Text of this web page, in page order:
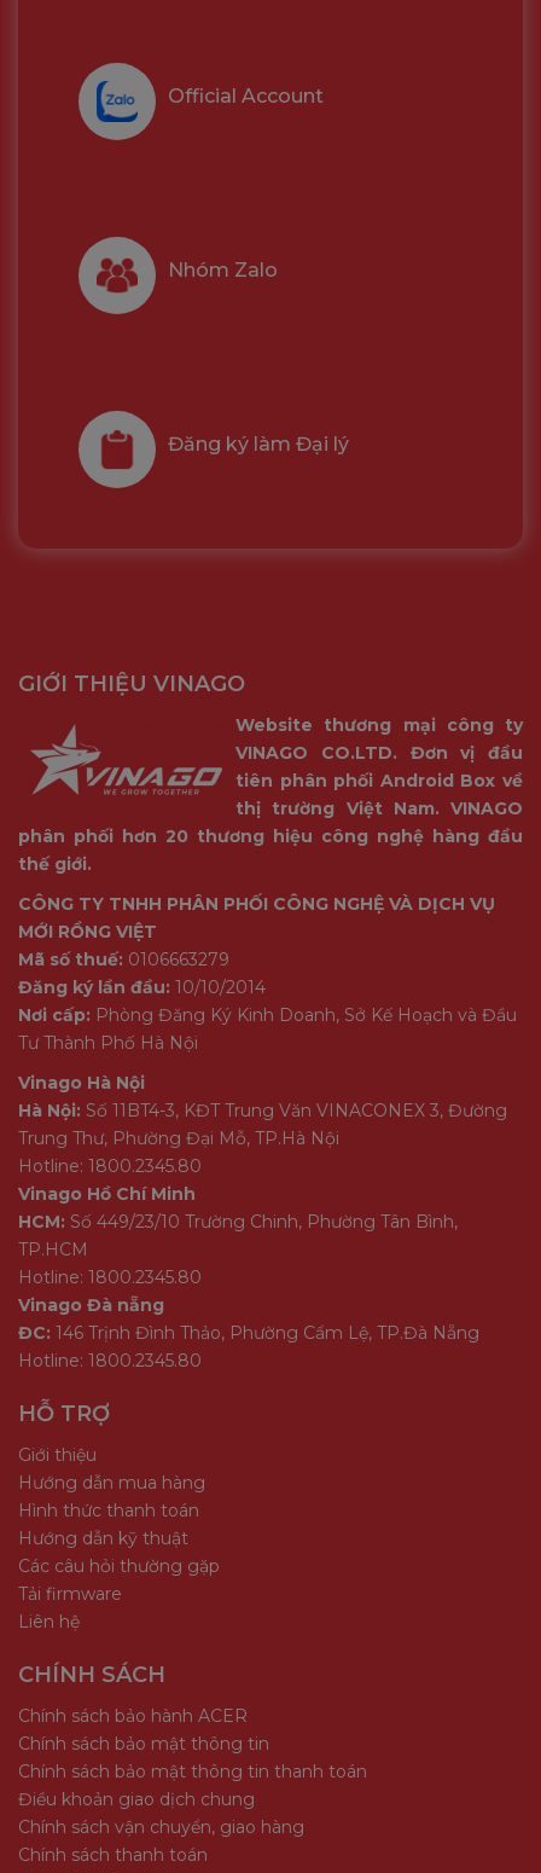
Official Account
Nhóm Zalo
Đăng ký làm Đại lý
GIỚI THIỆU VINAGO
Website thương mại công ty
VINAGO CO.LTD. Đơn vị đầu
tiên phân phối Android Box về
thị trường Việt Nam. VINAGO
phân phối hơn 20 thương hiệu công nghệ hàng đầu
thế giới.
CÔNG TY TNHH PHÂN PHỐI CÔNG NGHỆ VÀ DỊCH VỤ
MỚI RỒNG VIỆT
Mã số thuế: 0106663279
Đăng ký lần đầu: 10/10/2014
Nơi cấp: Phòng Đăng Ký Kinh Doanh, Sở Kế Hoạch và Đầu
Tư Thành Phố Hà Nội
Vinago Hà Nội
Hà Nội: Số 11BT4-3, KĐT Trung Văn VINACONEX 3, Đường
Trung Thư, Phường Đại Mỗ, TP.Hà Nội
Hotline: 1800.2345.80
Vinago Hồ Chí Minh
HCM: Số 449/23/10 Trường Chinh, Phường Tân Bình,
TP.HCM
Hotline: 1800.2345.80
Vinago Đà nẵng
ĐC: 146 Trịnh Đình Thảo, Phường Cẩm Lệ, TP.Đà Nẵng
Hotline: 1800.2345.80
HỖ TRỢ
Giới thiệu
Hướng dẫn mua hàng
Hình thức thanh toán
Hướng dẫn kỹ thuật
Các câu hỏi thường gặp
Tải firmware
Liên hệ
CHÍNH SÁCH
Chính sách bảo hành ACER
Chính sách bảo mật thông tin
Chính sách bảo mật thông tin thanh toán
Điều khoản giao dịch chung
Chính sách vận chuyển, giao hàng
Chính sách thanh toán